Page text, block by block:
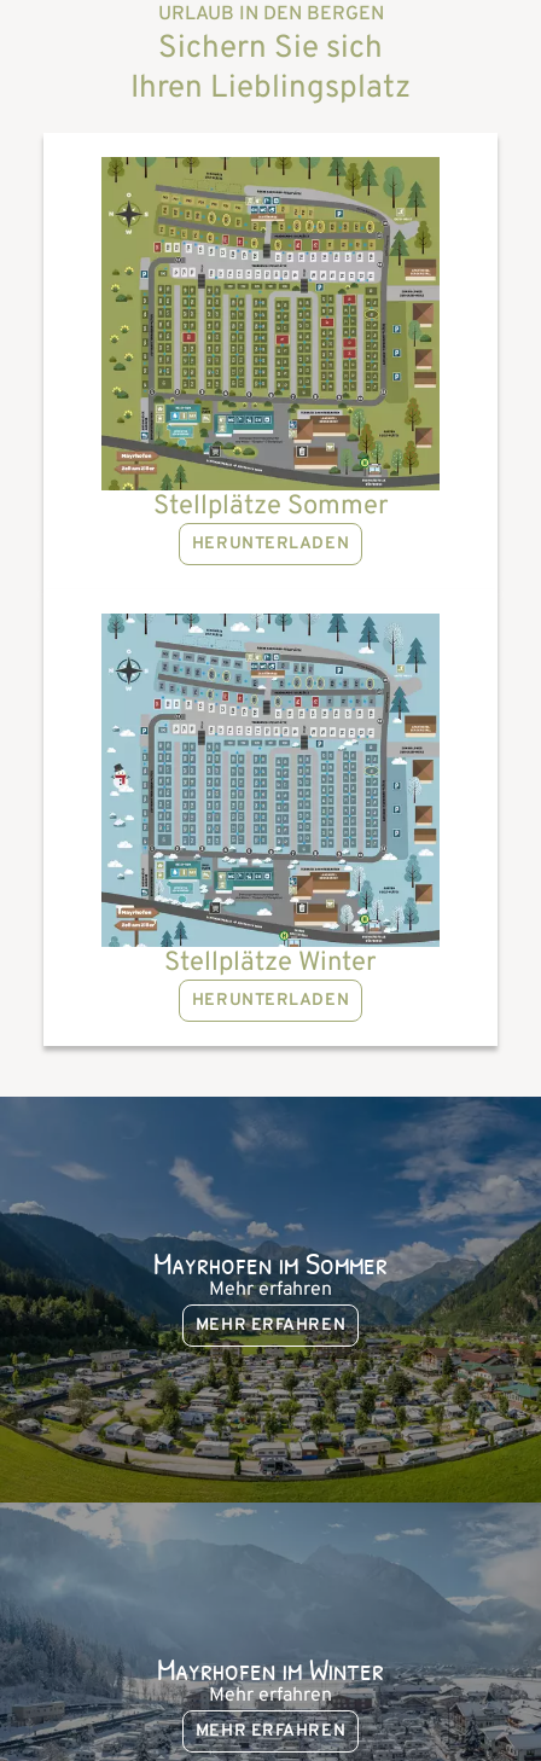
URLAUB IN DEN BERGEN
Sichern Sie sich
Ihren Lieblingsplatz
Stellplätze Sommer
HERUNTERLADEN
Stellplätze Winter
HERUNTERLADEN
Mayrhofen im Sommer
Mehr erfahren
MEHR ERFAHREN
Mayrhofen im Winter
Mehr erfahren
MEHR ERFAHREN